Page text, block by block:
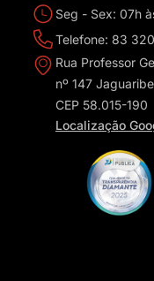
Seg - Sex: 07h
Telefone: 83
Rua Professor
nº 147
CEP 58.015-190
Localização